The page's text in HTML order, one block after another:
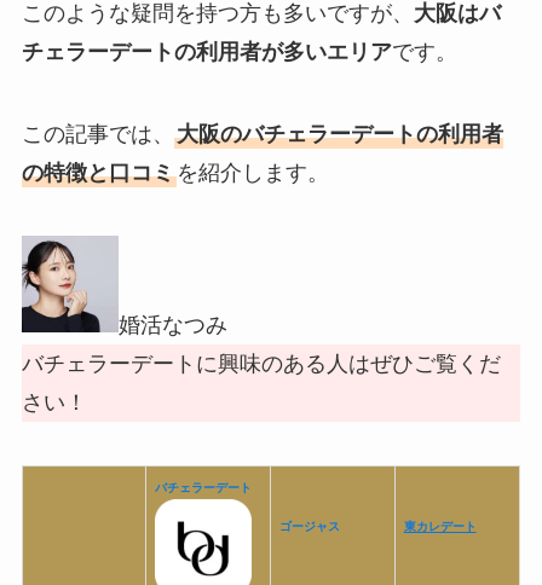
このような疑問を持つ方も多いですが、 大阪はバ
チェラーデートの利用者が多いエリアです。
この記事では、 大阪のバチェラーデートの利用者
の特徴と口コミを紹介します。
婚活なつみ
バチェラーデートに興味のある人はぜひご覧くだ
さい！
バチェラーデート
ゴージャス 東カレデート